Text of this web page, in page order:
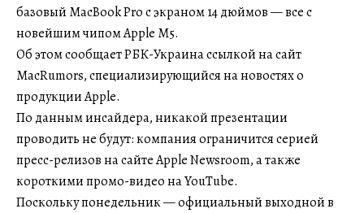
базовый MacBook Pro с экраном 14 дюймов — все с
новейшим чипом Apple M5.
Об этом сообщает РБК-Украина ссылкой на сайт
MacRumors, специализирующийся на новостях о
продукции Apple.
По данным инсайдера, никакой презентации
проводить не будут: компания ограничится серией
пресс-релизов на сайте Apple Newsroom, а также
короткими промо-видео на YouTube.
Поскольку понедельник — официальный выходной в